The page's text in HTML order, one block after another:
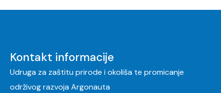
Kontakt informacije
Udruga za zaštitu prirode i okoliša te promicanje
održivog razvoja Argonauta